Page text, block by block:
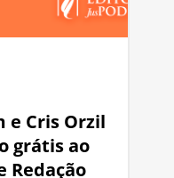
e Cris Orzil
grátis ao
Redação